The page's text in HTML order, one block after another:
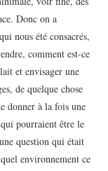
Donc on a
nous été consacrés,
comment est-ce
et envisager une
de quelque chose
donner à la fois une
pourraient être le
question qui était
environnement ce